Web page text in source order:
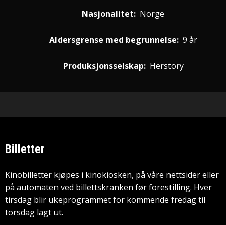
Nasjonalitet: Norge
Aldersgrense med begrunnelse: 9 år
Produksjonsselskap: Herstory
Billetter
Kinobilletter kjøpes i kinokiosken, på våre nettsider eller
på automaten ved billettskranken før forestilling. Hver
tirsdag blir ukeprogrammet for kommende fredag til
torsdag lagt ut.